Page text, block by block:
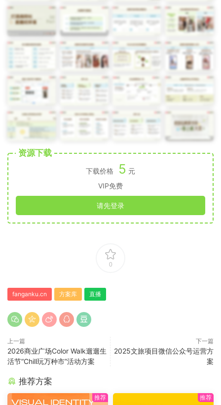
资源下载
下载价格 5 元
VIP免费
请先登录
0
fanganku.cn 方案库 直播
上一篇
2026商业广场Color Walk遛遛生
活节“Chill玩万种市”活动方案
下一篇
2025文旅项目微信公众号运营方
案
推荐方案